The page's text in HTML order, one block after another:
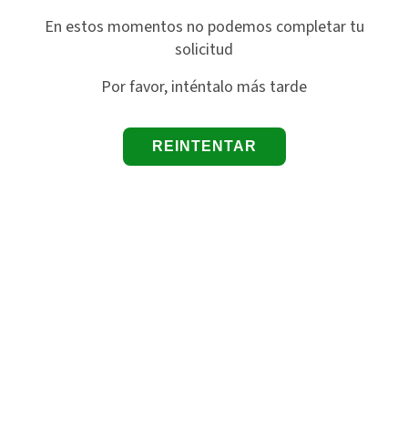
En estos momentos no podemos completar tu
solicitud
Por favor, inténtalo más tarde
REINTENTAR